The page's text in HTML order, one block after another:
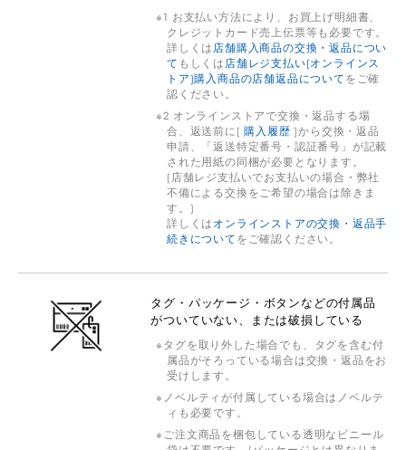
1 お支払い方法により、お買上げ明細書、
クレジットカード売上伝票等も必要です。
詳しくは 店舗購入商品の交換・返品につい
て もしくは 店舗レジ支払い(オンラインス
トア)購入商品の店舗返品について をご確
認ください。
2 オンラインストアで交換・返品する場
合、返送前に[購入履歴 ]から交換・返品
申請、「返送特定番号・認証番号」が記載
された用紙の同梱が必要となります。
(店舗レジ支払いでお支払いの場合・弊社
不備による交換をご希望の場合は除きま
す。)
詳しくは オンラインストアの交換・返品手
続きについて をご確認ください。
タグ・パッケージ・ボタンなどの付属品
がついていない、または破損している
タグを取り外した場合でも、タグを含む付
属品がそろっている場合は交換・返品をお
受けします。
ノベルティが付属している場合はノベルテ
ィも必要です。
ご注文商品を梱包している透明なビニール